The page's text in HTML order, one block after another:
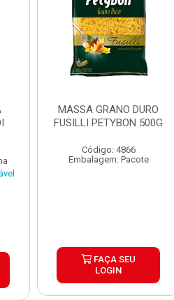
MASSA GRANO DURO
FUSILLI PETYBON 500G
Código: 4866
Embalagem: Pacote
FAÇA SEU
LOGIN